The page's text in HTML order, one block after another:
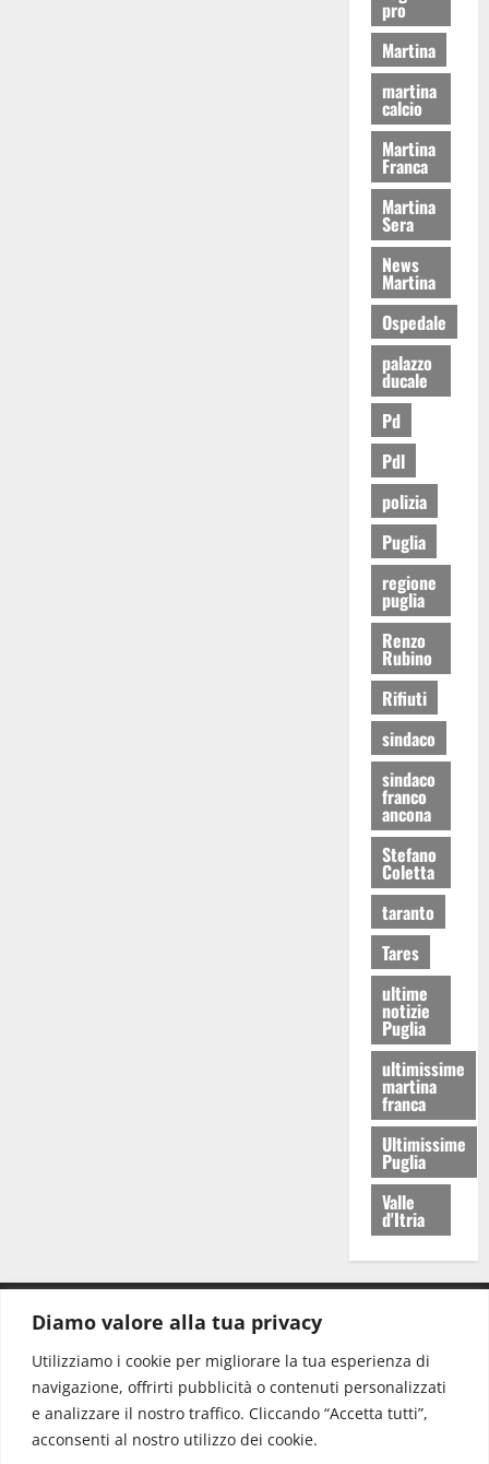
Diamo valore alla tua privacy
Utilizziamo i cookie per migliorare la tua esperienza di
navigazione, offrirti pubblicità o contenuti personalizzati
e analizzare il nostro traffico. Cliccando “Accetta tutti”,
acconsenti al nostro utilizzo dei cookie.
pro
Martina
martina
calcio
Martina
Franca
Martina
Sera
News
Martina
Ospedale
palazzo
ducale
Pd
Pdl
polizia
Puglia
regione
puglia
Renzo
Rubino
Rifiuti
sindaco
sindaco
franco
ancona
Stefano
Coletta
taranto
Tares
ultime
notizie
Puglia
ultimissime
martina
franca
Ultimissime
Puglia
Valle
d'Itria
Redazione: redazione@www.martinasera.it
Direttore:direttore@www.martinasera.it
Info & Commerciale:info@www.martinasera.it